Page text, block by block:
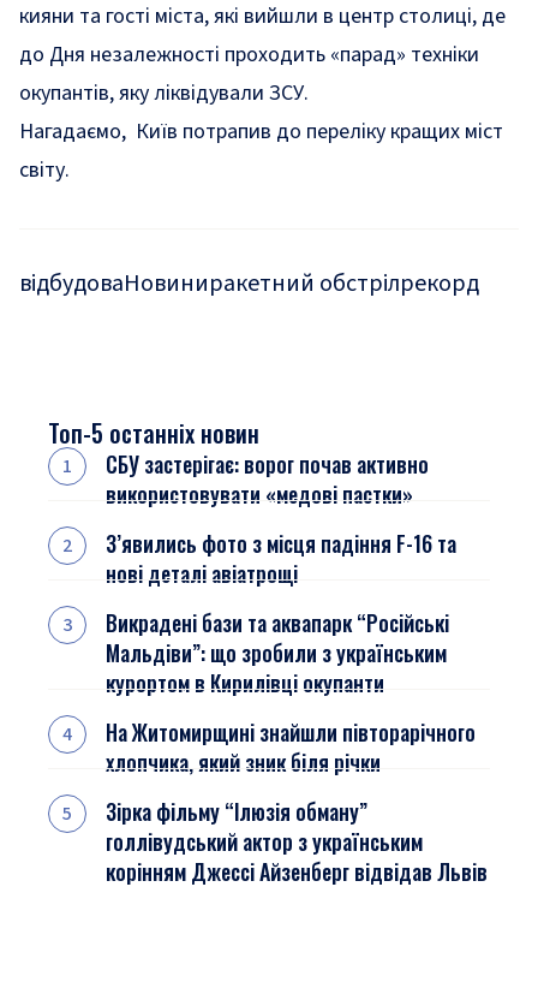
кияни та гості міста, які вийшли в центр столиці, де
до Дня незалежності проходить «парад» техніки
окупантів, яку ліквідували ЗСУ.
Нагадаємо, Київ потрапив до переліку кращих міст
світу.
відбудоваНовиниракетний обстрілрекорд
Топ-5 останніх новин
СБУ застерігає: ворог почав активно
використовувати «медові пастки»
З’явились фото з місця падіння F-16 та
нові деталі авіатрощі
Викрадені бази та аквапарк “Російські
Мальдіви”: що зробили з українським
курортом в Кирилівці окупанти
На Житомирщині знайшли півторарічного
хлопчика, який зник біля річки
Зірка фільму “Ілюзія обману”
голлівудський актор з українським
корінням Джессі Айзенберг відвідав Львів